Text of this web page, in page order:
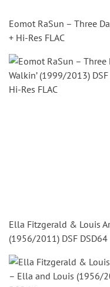
Eomot RaSun – Three
+ Hi-Res FLAC
Ella Fitzgerald & Louis
(1956/2011) DSF DSD64